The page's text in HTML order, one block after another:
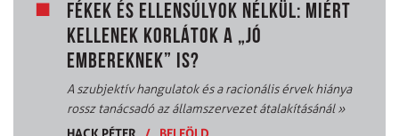
FÉKEK ÉS ELLENSÚLYOK NÉLKÜL: MIÉRT
KELLENEK KORLÁTOK A „JÓ
EMBEREKNEK” IS?
A szubjektív hangulatok és a racionális érvek hiánya
rossz tanácsadó az államszervezet átalakításánál»
HACK PÉTER
/ BELFÖLD